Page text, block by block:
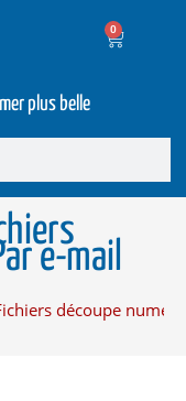
0
plus belle
e-mail
découpe